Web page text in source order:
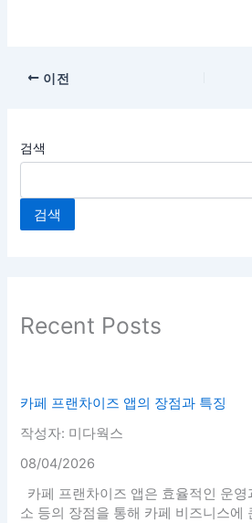
이전
검색
검색
Recent Posts
카페 프랜차이즈 앱의 장점과 특징
작성자: 미다웍스
08/04/2026
카페 프랜차이즈 앱은 효율적인 운
소 등의 장점을 통해 카페 비즈니스에